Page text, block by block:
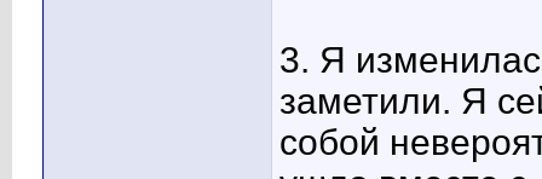
3. Я
заметили. Я
собой